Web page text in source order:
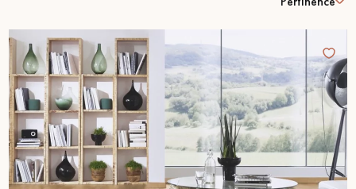
PARQUET LAMES LARGES XXL PARQUET EN CHÊNE
ACCESSOIRES PARQUET
D'INTÉRIEUR
Nos conseillers sont disponibles au